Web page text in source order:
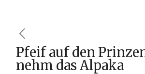
Pfeif auf den
nehm das Alpaka